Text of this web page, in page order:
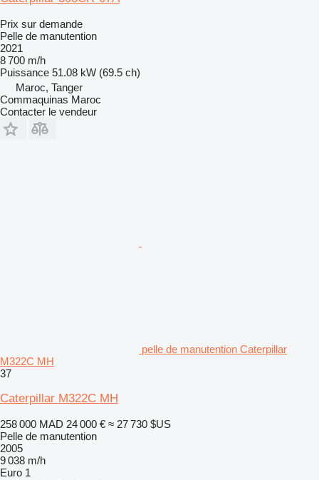
Prix sur demande
Pelle de manutention
2021
8 700 m/h
Puissance 51.08 kW (69.5 ch)
Maroc, Tanger
Commaquinas Maroc
Contacter le vendeur
pelle de manutention Caterpillar
M322C MH
37
Caterpillar M322C MH
258 000 MAD 24 000 € ≈ 27 730 $US
Pelle de manutention
2005
9 038 m/h
Euro 1